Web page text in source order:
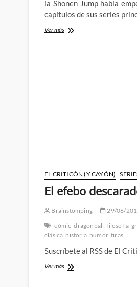
la Shonen Jump había
capítulos de sus series
Ver másMangaplus
EL CRITICÓN (Y CAYÓN)
El efebo
Brainstomping 29/06/
cómic dragonball filosofía
clásica historia humor tiras
Suscríbete al RSS de El
Ver másEl